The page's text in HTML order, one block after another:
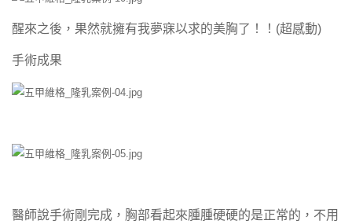
醒來之後，果然就擁有我夢寐以求的美胸了！！(超感動)
手術成果
醫師說手術剛完成，胸部看起來腫腫硬硬的是正常的，不用